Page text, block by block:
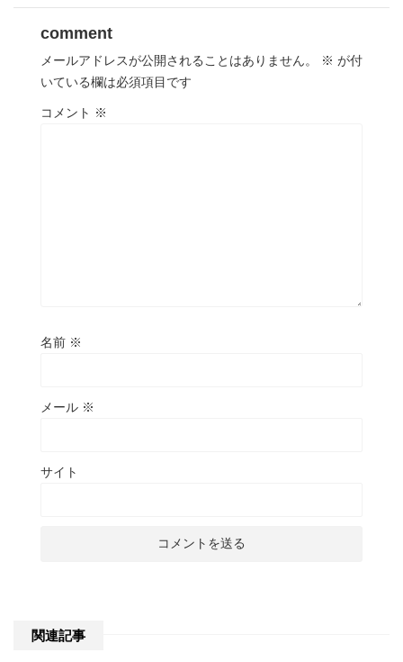
comment
メールアドレスが公開されることはありません。 ※ が付
いている欄は必須項目です
コメント ※
名前 ※
メール ※
サイト
関連記事